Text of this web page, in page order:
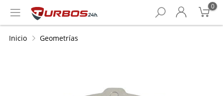
0
Inicio Geometrías